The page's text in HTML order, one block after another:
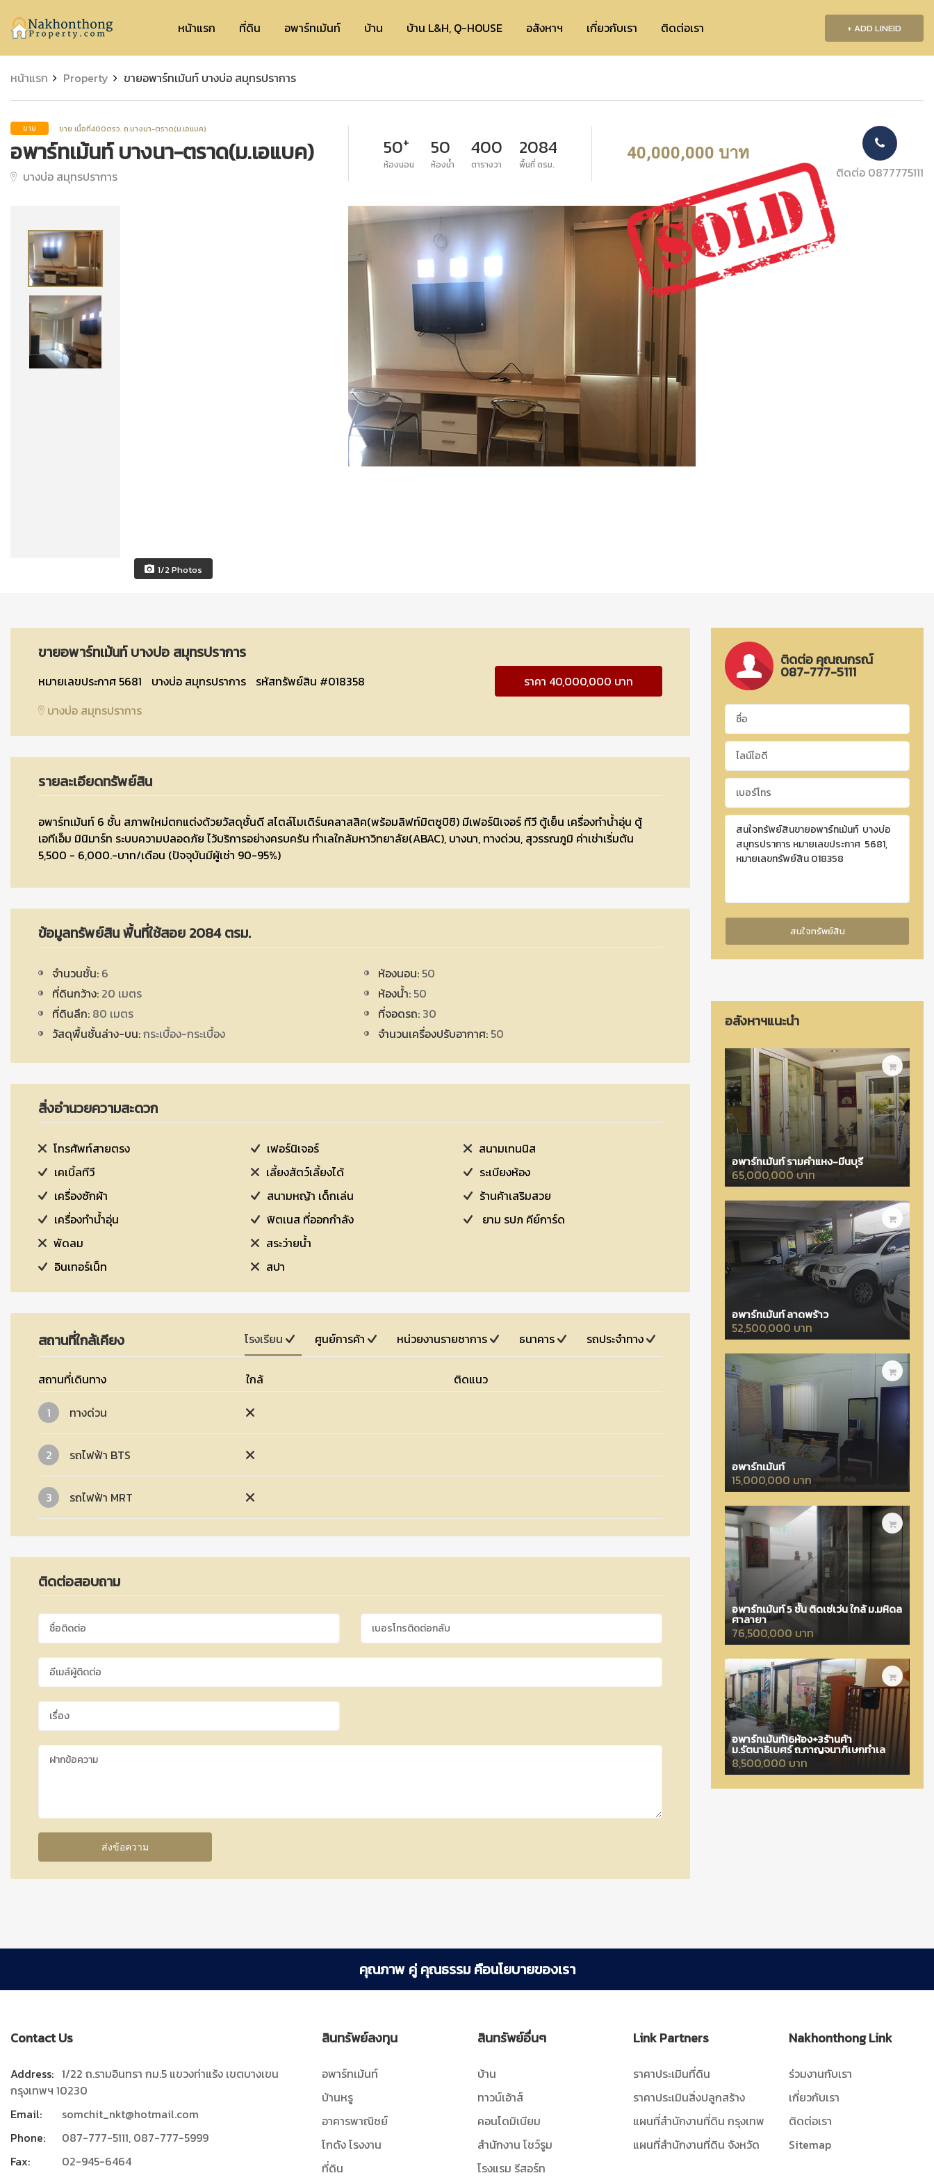
Nakhonthong หน้าแรก ที่ดิน อพาร์ทเม้นท์ บ้าน บ้าน L&H, Q-HOUSE อสังหาฯ เกี่ยวกับเรา ติดต่อเรา + ADD LINEID
หน้าแรก Property ขายอพาร์ทเม้นท์ บางบ่อ สมุทรปราการ
ขาย ขาย เนื้อที่400ตรว. ถ.บางนา-ตราด(ม.เอแบค)
อพาร์ทเม้นท์ บางนา-ตราด(ม.เอแบค)
บางบ่อ สมุทรปราการ
50+
ห้องนอน
50
ห้องน้ำ
400
ตารางวา
2084
พื้นที่ ตรม.
40,000,000 บาท
ติดต่อ 0877775111
1/2 Photos
ขายอพาร์ทเม้นท์ บางบ่อ สมุทรปราการ
หมายเลขประกาศ 5681 บางบ่อ สมุทรปราการ รหัสทรัพย์สิน #018358
ราคา 40,000,000 บาท
บางบ่อ สมุทรปราการ
รายละเอียดทรัพย์สิน
อพาร์ทเม้นท์ 6 ชั้น สภาพใหม่ตกแต่งด้วยวัสดุชั้นดี สไตล์โมเดิร์นคลาสสิค(พร้อมลิฟท์มิตซูบิชิ) มีเฟอร์นิเจอร์ ทีวี ตู้เย็น เครื่องทำน้ำอุ่น ตู้
เอทีเอ็ม มินิมาร์ท ระบบความปลอดภัย ไว้บริการอย่างครบครัน ทำเลใกล้มหาวิทยาลัย(ABAC), บางนา, ทางด่วน, สุวรรณภูมิ ค่าเช่าเริ่มต้น
5,500 - 6,000.-บาท/เดือน (ปัจจุบันมีผู้เช่า 90-95%)
ข้อมูลทรัพย์สิน พื้นที่ใช้สอย 2084 ตรม.
จำนวนชั้น: 6
ที่ดินกว้าง: 20 เมตร
ที่ดินลึก: 80 เมตร
วัสดุพื้นชั้นล่าง-บน:กระเบื้อง-กระเบื้อง
ห้องนอน: 50
ห้องน้ำ: 50
ที่จอดรถ: 30
จำนวนเครื่องปรับอากาศ: 50
สิ่งอำนวยความสะดวก
โทรศัพท์สายตรง
เคเบิ้ลทีวี
เครื่องซักผ้า
เครื่องทำน้ำอุ่น
พัดลม
อินเทอร์เน็ท
เฟอร์นิเจอร์
เลี้ยงสัตว์เลี้ยงได้
สนามหญ้า เด็กเล่น
ฟิตเนส ที่ออกกำลัง
สระว่ายน้ำ
สปา
สนามเทนนิส
ระเบียงห้อง
ร้านค้าเสริมสวย
ยาม รปภ คีย์การ์ด
สถานที่ใกล้เคียง โรงเรียน ศูนย์การค้า หน่วยงานรายชาการ ธนาคาร รถประจำทาง
สถานที่เดินทาง ใกล้
ติดแนว
1
ทางด่วน
2 รถไฟฟ้า BTS
3 รถไฟฟ้า MRT
ติดต่อสอบถาม
ติดต่อ คุณณกรณ์
087-777-5111
อสังหาฯแนะนำ
อพาร์ทเม้นท์ รามคำแหง-มีนบุรี
65,000,000 บาท
อพาร์ทเม้นท์ ลาดพร้าว
52,500,000 บาท
อพาร์ทเม้นท์
15,000,000 บาท
อพาร์ทเม้นท์ 5 ชั้น ติดเซ่เว่น ใกล้ ม.มหิดล
ศาลายา
76,500,000 บาท
อพาร์ทเม้นท์16ห้อง+3ร้านค้า
ม.รัตนาธิเบศร์ ถ.กาญจนาภิเษกทำเล
8,500,000 บาท
คุณภาพ คู่ คุณธรรม คือนโยบายของเรา
Contact Us
Address: 1/22 ถ.รามอินทรา กม.5 แขวงท่าแร้ง เขตบางเขน
กรุงเทพฯ 10230
Email:
somchit_nkt@hotmail.com
Phone:
087-777-5111, 087-777-5999
Fax:
02-945-6464
สินทรัพย์ลงทุน
อพาร์ทเม้นท์
บ้านหรู
อาคารพาณิชย์
โกดัง โรงงาน
ที่ดิน
สินทรัพย์อื่นๆ
บ้าน
ทาวน์เอ้าส์
คอนโดมิเนียม
สำนักงาน โชว์รูม
โรงแรม รีสอร์ท
Link Partners
ราคาประเมินที่ดิน
ราคาประเมินสิ่งปลูกสร้าง
แผนที่สำนักงานที่ดิน กรุงเทพ
แผนที่สำนักงานที่ดิน จังหวัด
Nakhonthong Link
ร่วมงานกับเรา
เกี่ยวกับเรา
ติดต่อเรา
Sitemap